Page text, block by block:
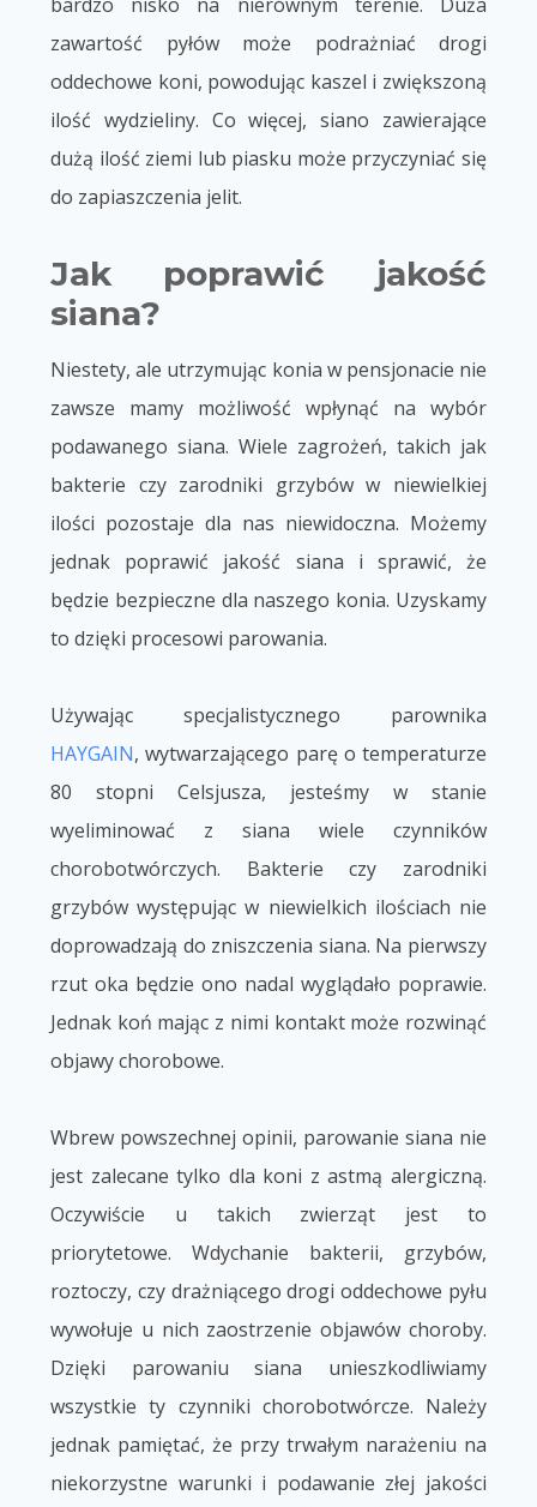
zawartość pyłów może podrażniać drogi
oddechowe koni, powodując kaszel i zwiększoną
ilość wydzieliny. Co więcej, siano zawierające
dużą ilość ziemi lub piasku może przyczyniać się
do zapiaszczenia jelit.
Jak poprawić jakość
siana?
Niestety, ale utrzymując konia w pensjonacie nie
zawsze mamy możliwość wpłynąć na wybór
podawanego siana. Wiele zagrożeń, takich jak
bakterie czy zarodniki grzybów w niewielkiej
ilości pozostaje dla nas niewidoczna. Możemy
jednak poprawić jakość siana i sprawić, że
będzie bezpieczne dla naszego konia. Uzyskamy
to dzięki procesowi parowania.
Używając specjalistycznego parownika
HAYGAIN, wytwarzającego parę o temperaturze
80 stopni Celsjusza, jesteśmy w stanie
wyeliminować z siana wiele czynników
chorobotwórczych. Bakterie czy zarodniki
grzybów występując w niewielkich ilościach nie
doprowadzają do zniszczenia siana. Na pierwszy
rzut oka będzie ono nadal wyglądało poprawie.
Jednak koń mając z nimi kontakt może rozwinąć
objawy chorobowe.
Wbrew powszechnej opinii, parowanie siana nie
jest zalecane tylko dla koni z astmą alergiczną.
Oczywiście u takich zwierząt jest to
priorytetowe. Wdychanie bakterii, grzybów,
roztoczy, czy drażniącego drogi oddechowe pyłu
wywołuje u nich zaostrzenie objawów choroby.
Dzięki parowaniu siana unieszkodliwiamy
wszystkie ty czynniki chorobotwórcze. Należy
jednak pamiętać, że przy trwałym narażeniu na
niekorzystne warunki i podawanie złej jakości